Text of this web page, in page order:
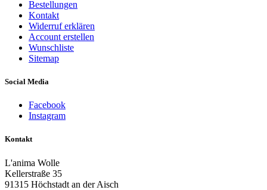
Bestellungen
Kontakt
Widerruf erklären
Account erstellen
Wunschliste
Sitemap
Social Media
Facebook
Instagram
Kontakt
L'anima Wolle
Kellerstraße 35
91315 Höchstadt an der Aisch